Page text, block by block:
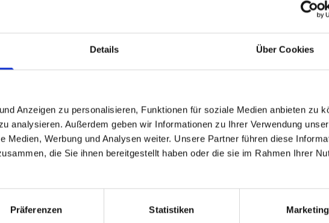
Details Über Cookies
Anzeigen zu personalisieren, Funktionen für soziale Medien anbieten zu
analysieren. Außerdem geben wir Informationen zu Ihrer Verwendung
Medien, Werbung und Analysen weiter. Unsere Partner führen diese
die Sie ihnen bereitgestellt haben oder die sie im Rahmen Ihrer
Präferenzen Statistiken Marketing
Kleintierpraxis Jürgen
bieten Ihnen umfassende Leistungen einer kurativen Kleintierpaxis in
Labordiagnostik, Zahnbehandlung und verschiedener
Ultaschall, EKG und Blutdruckmessungen gehören natürlich zu
Unsere Leistungen in der Übersicht